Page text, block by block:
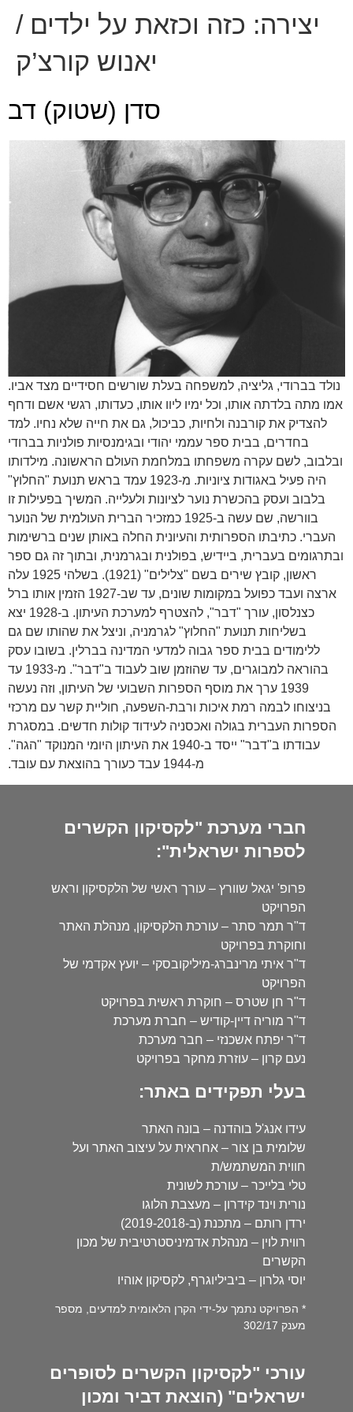
יצירה: כזה וכזאת על ילדים /
יאנוש קורצ’ק
סדן (שטוק) דב
נולד בברודי, גליציה, למשפחה בעלת שורשים חסידיים מצד אביו.
אמו מתה בלדתה אותו, וכל ימיו ליוו אותו, כעדותו, רגשי אשם ודחף
להצדיק את קורבנה ולחיות, כביכול, גם את חייה שלא נחיו. למד
בחדרים, בבית ספר עממי יהודי ובגימנסיות פולניות בברודי
ובלבוב, לשם עקרה משפחתו במלחמת העולם הראשונה. מילדותו
היה פעיל באגודות ציוניות. מ-1923 עמד בראש תנועת "החלוץ"
בלבוב ועסק בהכשרת נוער לציונות ולעלייה. המשיך בפעילות זו
בוורשה, שם עשה ב-1925 כמזכיר הברית העולמית של הנוער
העברי. כתיבתו הספרותית והעיונית החלה באותן שנים ברשימות
ובתרגומים בעברית, ביידיש, בפולנית ובגרמנית, ובתוך זה גם ספר
ראשון, קובץ שירים בשם "צלילים" (1921). בשלהי 1925 עלה
ארצה ועבד כפועל במקומות שונים, עד שב-1927 הזמין אותו ברל
כצנלסון, עורך "דבר", להצטרף למערכת העיתון. ב-1928 יצא
בשליחות תנועת "החלוץ" לגרמניה, וניצל את שהותו שם גם
ללימודים בבית ספר גבוה למדעי המדינה בברלין. בשובו עסק
בהוראה למבוגרים, עד שהוזמן שוב לעבוד ב"דבר". מ-1933 עד
1939 ערך את מוסף הספרות השבועי של העיתון, וזה נעשה
בניצוחו לבמה רמת איכות ורבת-השפעה, חוליית קשר עם מרכזי
הספרות העברית בגולה ואכסניה לעידוד קולות חדשים. במסגרת
עבודתו ב"דבר" ייסד ב-1940 את העיתון היומי המנוקד "הגה".
מ-1944 עבד כעורך בהוצאת עם עובד.
חברי מערכת "לקסיקון הקשרים
לספרות ישראלית":
פרופ' יגאל שוורץ – עורך ראשי של הלקסיקון וראש
הפרויקט
ד"ר תמר סתר – עורכת הלקסיקון, מנהלת האתר
וחוקרת בפרויקט
ד"ר איתי מרינברג-מיליקובסקי – יועץ אקדמי של
הפרויקט
ד"ר חן שטרס – חוקרת ראשית בפרויקט
ד"ר מוריה דיין-קודיש – חברת מערכת
ד"ר יפתח אשכנזי – חבר מערכת
נעם קרון – עוזרת מחקר בפרויקט
בעלי תפקידים באתר:
עידו אנג'ל בוהדנה – בונה האתר
שלומית בן צור – אחראית על עיצוב האתר ועל
חווית המשתמש/ת
טלי בלייכר – עורכת לשונית
נורית וינד קידרון – מעצבת הלוגו
ירדן רותם – מתכנת (ב-2019-2018)
רווית לוין – מנהלת אדמיניסטרטיבית של מכון
הקשרים
יוסי גלרון – ביביליוגרף, לקסיקון אוהיו
* הפרויקט נתמך על-ידי הקרן הלאומית למדעים, מספר
מענק 302/17
עורכי "לקסיקון הקשרים לסופרים
ישראלים" (הוצאת דביר ומכון